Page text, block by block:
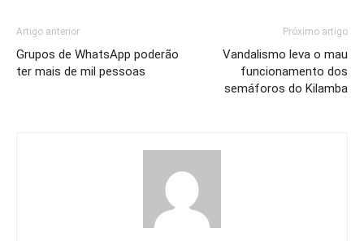
Artigo anterior
Grupos de WhatsApp poderão
ter mais de mil pessoas
Próximo artigo
Vandalismo leva o mau
funcionamento dos
semáforos do Kilamba